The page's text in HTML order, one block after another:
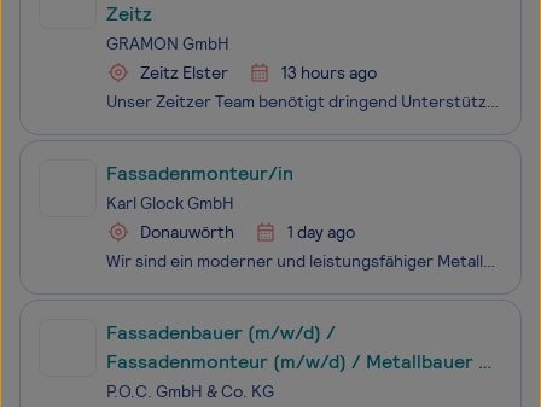
Zeitz
GRAMON GmbH
Zeitz Elster
13 hours ago
Unser Zeitzer Team benötigt dringend Unterstützung. Als Spezialist für Fassadentechnik mit dem Schwerpunkt auf vorgehangene, hinterlüftete Fassadenbekleidung, realisieren wir mit unseren Geschäftspartnern europaweit komplexe Bauvorhaben. Unser Fachbereich stellt, aufgrund der steigenden Anforderun
Fassadenmonteur/in
Karl Glock GmbH
Donauwörth
1 day ago
Wir sind ein moderner und leistungsfähiger Metallbaubetrieb, spezialisiert auf die Fertigung von Aluminium-Fenster, -Türen und –Fassaden. Zur Verstärkung unseres Teams suchen wir zum nächstmöglichen Eintrittstermin Monteure (m/w/d) mit Erfahrung in der Montage von Aluminium-Fassaden, -Fenster und -
Fassadenbauer (m/w/d) /
Fassadenmonteur (m/w/d) / Metallbauer -
Fachrichtung Konstruktionstechnik (m
P.O.C. GmbH & Co. KG